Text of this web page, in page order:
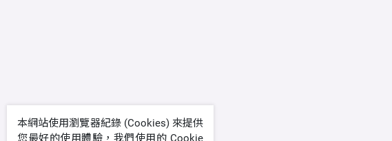
本網站使用瀏覽器紀錄 (Cookies) 來提供
您最好的使用體驗，我們使用的 Cookie